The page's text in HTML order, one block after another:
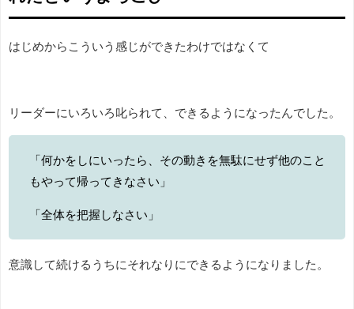
はじめからこういう感じができたわけではなくて
リーダーにいろいろ叱られて、できるようになったんでした。
「何かをしにいったら、その動きを無駄にせず他のこと
もやって帰ってきなさい」
「全体を把握しなさい」
意識して続けるうちにそれなりにできるようになりました。